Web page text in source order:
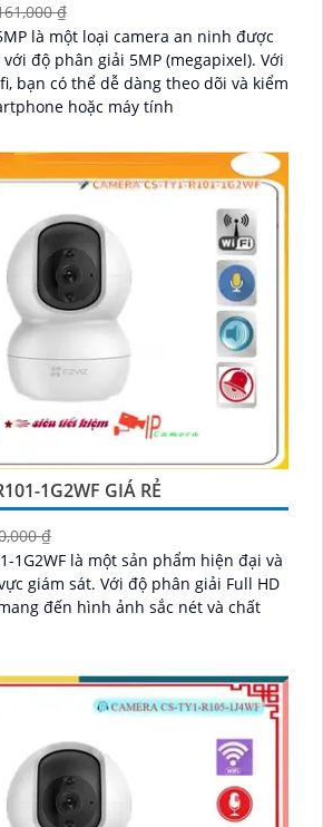
₫
là một loại camera an ninh được
độ phân giải 5MP (megapixel). Với
bạn có thể dễ dàng theo dõi và kiểm
hoặc máy tính
1G2WF GIÁ RẺ
₫
1G2WF là một sản phẩm hiện đại và
độ phân giải Full HD
đến hình ảnh sắc nét và chất